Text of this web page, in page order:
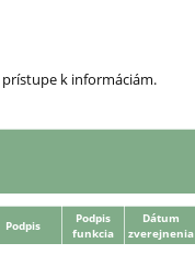
k informáciám.
Podpis
Podpis
funkcia
Dátum
zverejnenia